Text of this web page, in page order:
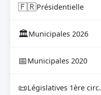
🇫🇷Présidentielle
🏛Municipales 2026
📅Municipales 2020
📜Législatives 1ère circ.